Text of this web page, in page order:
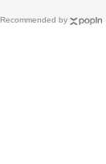
Recommended by